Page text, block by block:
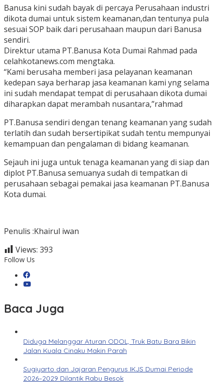
Banusa kini sudah bayak di percaya Perusahaan industri
dikota dumai untuk sistem keamanan,dan tentunya pula
sesuai SOP baik dari perusahaan maupun dari Banusa
sendiri.
Direktur utama PT.Banusa Kota Dumai Rahmad pada
celahkotanews.com mengtaka.
“Kami berusaha memberi jasa pelayanan keamanan
kedepan saya berharap jasa keamanan kami yng selama
ini sudah mendapat tempat di perusahaan dikota dumai
diharapkan dapat merambah nusantara,”rahmad
PT.Banusa sendiri dengan tenang keamanan yang sudah
terlatih dan sudah bersertipikat sudah tentu mempunyai
kemampuan dan pengalaman di bidang keamanan.
Sejauh ini juga untuk tenaga keamanan yang di siap dan
diplot PT.Banusa semuanya sudah di tempatkan di
perusahaan sebagai pemakai jasa keamanan PT.Banusa
Kota dumai.
Penulis :Khairul iwan
Views: 393
Follow Us
Baca Juga
Diduga Melanggar Aturan ODOL, Truk Batu Bara Bikin
Jalan Kuala Cinaku Makin Parah
Sugiyarto dan Jajaran Pengurus IKJS Dumai Periode
2026–2029 Dilantik Rabu Besok